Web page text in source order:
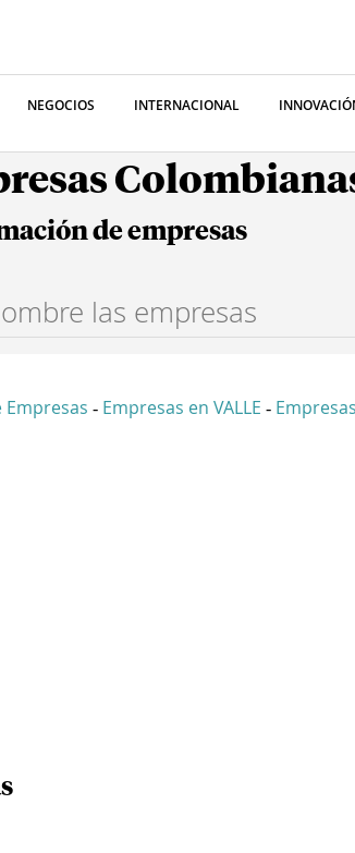
NEGOCIOS INTERNACIONAL
de empresas
- Empresas en VALLE -